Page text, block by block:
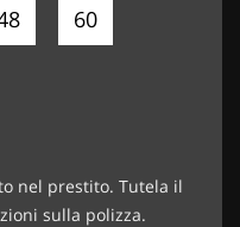
60
nel prestito. Tutela il
sulla polizza.